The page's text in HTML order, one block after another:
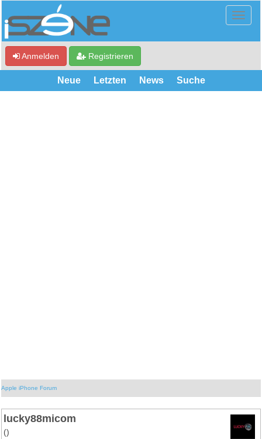
Anmelden Registrieren
Neue Letzten News Suche
Apple iPhone Forum
lucky88micom
()